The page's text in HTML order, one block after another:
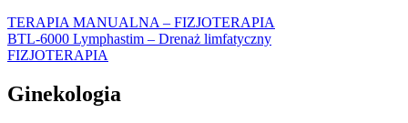
TERAPIA MANUALNA – FIZJOTERAPIA
BTL-6000 Lymphastim – Drenaż limfatyczny
FIZJOTERAPIA
Ginekologia